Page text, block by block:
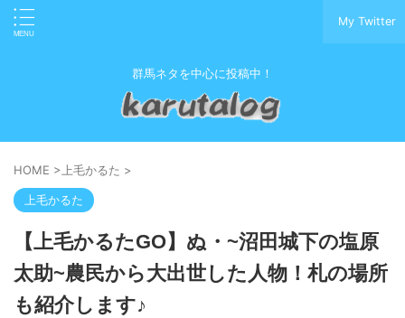
My Twitter
群馬ネタを中心に投稿中！
HOME > 上毛かるた >
上毛かるた
【上毛かるたGO】ぬ・~沼田城下の塩原
太助~農民から大出世した人物！札の場所
も紹介します♪